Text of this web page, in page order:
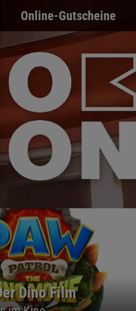
Online-Gutscheine